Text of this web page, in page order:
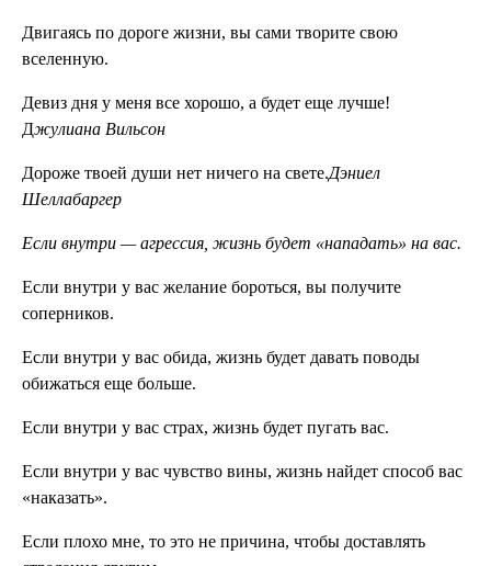
Двигаясь по дороге жизни, вы сами творите свою
вселенную.
Девиз дня у меня все хорошо, а будет еще лучше!
Джулиана Вильсон
Дороже твоей души нет ничего на свете.Дэниел
Шеллабаргер
Если внутри — агрессия, жизнь будет «нападать» на вас.
Если внутри у вас желание бороться, вы получите
соперников.
Если внутри у вас обида, жизнь будет давать поводы
обижаться еще больше.
Если внутри у вас страх, жизнь будет пугать вас.
Если внутри у вас чувство вины, жизнь найдет способ вас
«наказать».
Если плохо мне, то это не причина, чтобы доставлять